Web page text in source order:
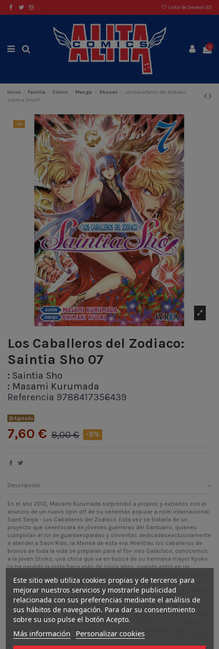
Lista de Deseos (0)
0
Inicio Familia Cómic Manga Shonen
Los Caballeros del Zodiaco:
Saintia Sho 07
-5%
Los Caballeros del Zodiaco:
Saintia Sho 07
: Saintia Sho
: Masami Kurumada
Referencia 9788417356439
Agotado
7,60 € 8,00 € -5%
Descripción
En el año 2013, Masami Kurumada sorprendió a propios y extraños con el
anuncio de un nuevo spin-off de su seriemás popular a nivel internacional:
Saint Seiya - Los Caballeros del Zodiaco. Esta vez se trataría de un
proyecto que seenfocara en jóvenes guerreras del Santuario, quienes
cumplirían el rol de guardaespaldas y sirvientas dedicadasexclusivamente
a atender a Saori Kido, la Atenea de esta era. Mientras los caballeros de
bronce de toda la vida se preparan para el Tor- neo Galáctico, conocemos
a la joven Shoko, una chica que va en busca de su hermana mayor Kyoko.
Le ha perdido la pista hace más de cinco años, cuando entró en un
Fundación Kido). En esta misión de búsqueda acaba descu- briendo la
existencia de las Saintias, unas guerreras que protegen a Atenea y queson
un poco distintas a la orden de los Saints (Caballeros). ¿En qué? Mientras
que las mujeres que deseen ser partede los Santos deben dejar toda su
feminidad de lado y utilizar máscaras para evidenciar aun más ese detalle,
las Saintias no necesitan seguir ese protocolo. De hecho, es un requisito
vital que sean mujeresinmaculadas y de grandes habilidades para
preservar al máximo la pureza de la diosa virgen. Así se le dio una vuelta de
tuerca extra a la historia original, que siempre mostró a los cinco Santos
Este sitio web utiliza cookies propias y de terceros para
mejorar nuestros servicios y mostrarle publicidad
relacionada con sus preferencias mediante el análisis de
sus hábitos de navegación. Para dar su consentimiento
sobre su uso pulse el botón Acepto.
Más información Personalizar cookies